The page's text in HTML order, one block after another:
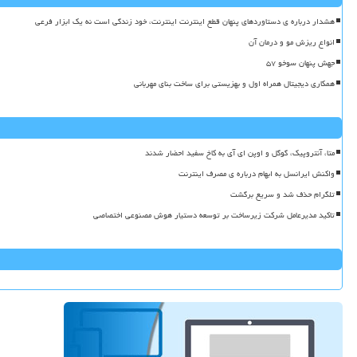
هشدار درباره ی دستاوردهای پنهان قطع اینترنت اینترنت، خود زندگی است نه یک ابزار فرعی
انواع ریزش مو و درمان آن
جهش پنهان سوخو ۵۷
همکاری دیجیتال همراه اول و بهزیستی برای ساخت بنای مهربانی
متا، آنتروپیک، گوگل و اوپن ای آی به کاخ سفید احضار شدند
واکنش ایرانسل به ابهام درباره ی مصرف اینترنت
تلگرام حذف شد و سریع برگشت
تاکید مدیرعامل شرکت زیرساخت بر توسعه دستیار هوش مصنوعی اختصاصی